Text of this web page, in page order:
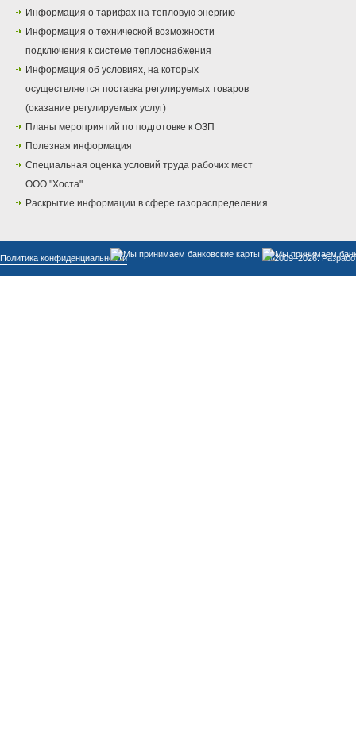
Информация о тарифах на тепловую энергию
Информация о технической возможности
подключения к системе теплоснабжения
Информация об условиях, на которых
осуществляется поставка регулируемых товаров
(оказание регулируемых услуг)
Планы мероприятий по подготовке к ОЗП
Полезная информация
Специальная оценка условий труда рабочих мест
ООО "Хоста"
Раскрытие информации в сфере газораспределения
Политика конфиденциальности © 2009–2026.